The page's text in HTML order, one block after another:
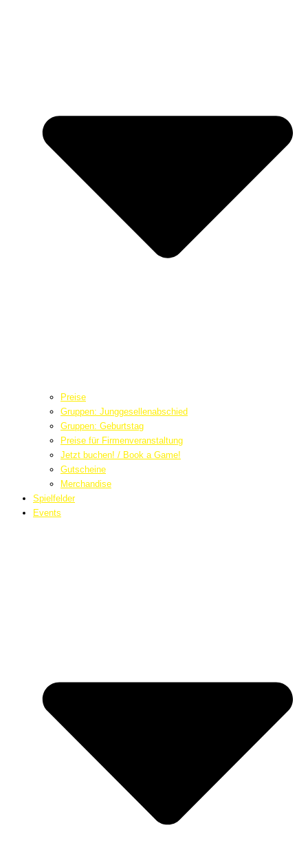
Preise
Gruppen: Junggesellenabschied
Gruppen: Geburtstag
Preise für Firmenveranstaltung
Jetzt buchen! / Book a Game!
Gutscheine
Merchandise
Spielfelder
Events